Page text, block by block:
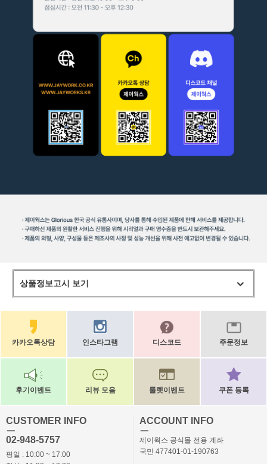
상품정보고시 보기
카카오톡상담 인스타그램 디스코드 주문정보
후기이벤트 리뷰 모음 룰렛이벤트 쿠폰 등록
CUSTOMER INFO
ㅡ
02-948-5757
평일 : 10:00 ~ 17:00
ACCOUNT INFO
ㅡ
제이웍스 공식몰 전용 계좌
국민 477401-01-190763